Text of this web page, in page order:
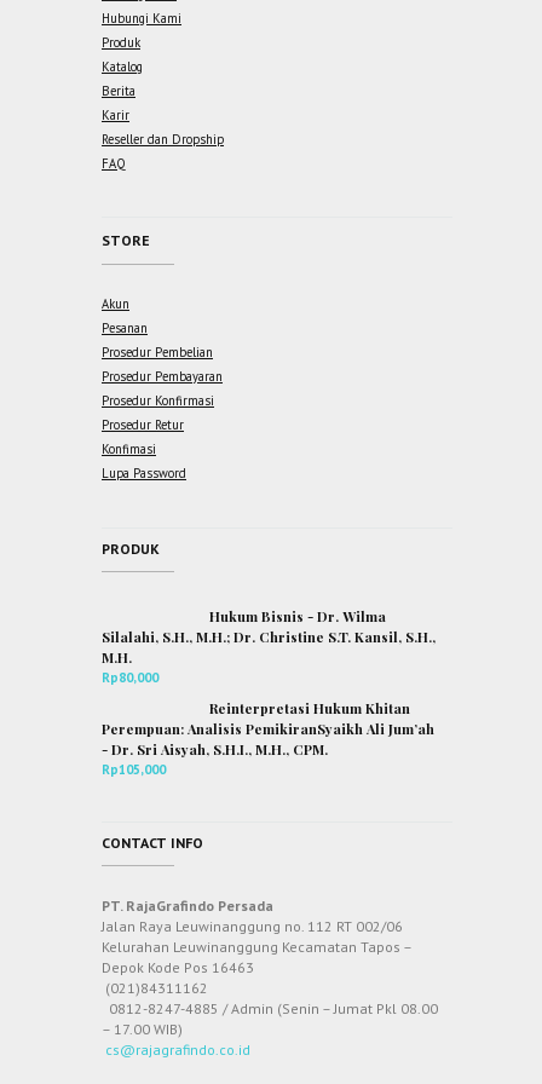
Hubungi Kami
Produk
Katalog
Berita
Karir
Reseller dan Dropship
FAQ
STORE
Akun
Pesanan
Prosedur Pembelian
Prosedur Pembayaran
Prosedur Konfirmasi
Prosedur Retur
Konfimasi
Lupa Password
PRODUK
Hukum Bisnis - Dr. Wilma
Silalahi, S.H., M.H.; Dr. Christine S.T. Kansil, S.H.,
M.H.
Rp80,000
Reinterpretasi Hukum Khitan
Perempuan: Analisis PemikiranSyaikh Ali Jum’ah
- Dr. Sri Aisyah, S.H.I., M.H., CPM.
Rp105,000
CONTACT INFO
PT. RajaGrafindo Persada
Jalan Raya Leuwinanggung no. 112 RT 002/06
Kelurahan Leuwinanggung Kecamatan Tapos –
Depok Kode Pos 16463
(021)84311162
0812-8247-4885 / Admin (Senin – Jumat Pkl 08.00
– 17.00 WIB)
cs@rajagrafindo.co.id